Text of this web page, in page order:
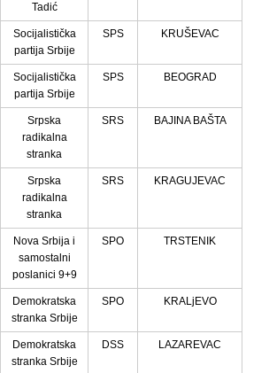
Tadić
Socijalistička
partija Srbije
SPS KRUŠEVAC
Socijalistička
partija Srbije
SPS BEOGRAD
Srpska
radikalna
stranka
SRS BAJINA BAŠTA
Srpska
radikalna
stranka
SRS KRAGUJEVAC
Nova Srbija i
samostalni
poslanici 9+9
SPO TRSTENIK
Demokratska
stranka Srbije
SPO KRALjEVO
Demokratska
stranka Srbije
DSS LAZAREVAC